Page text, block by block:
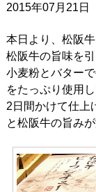
2015年07月21日
本日より、松阪
松阪牛の旨味を
小麦粉とバター
をたっぷり使用し
2日間かけて仕上
と松阪牛の旨み